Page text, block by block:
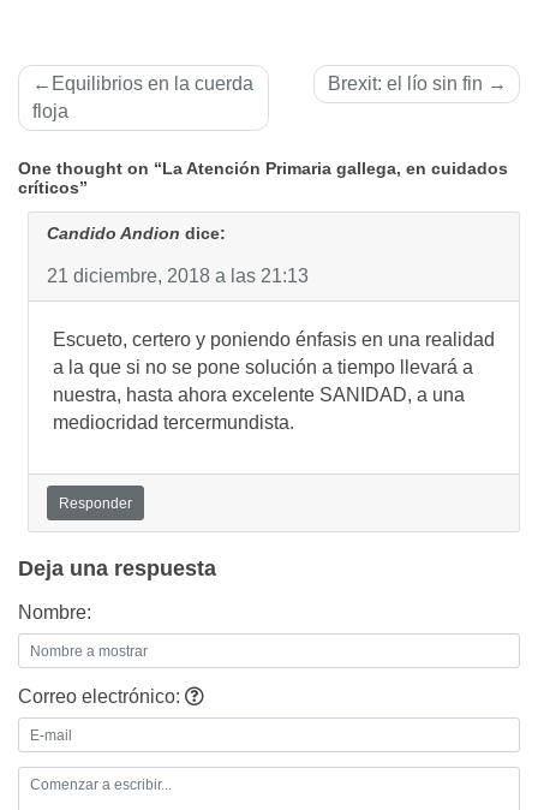
Navegación
de
Equilibrios en la cuerda
floja
Brexit: el lío sin fin
One thought on “La Atención Primaria gallega, en cuidados
críticos”
Candido Andion dice:
21 diciembre, 2018 a las 21:13
Escueto, certero y poniendo énfasis en una realidad
a la que si no se pone solución a tiempo llevará a
nuestra, hasta ahora excelente SANIDAD, a una
mediocridad tercermundista.
Responder
Deja una respuesta
Nombre:
Correo electrónico: